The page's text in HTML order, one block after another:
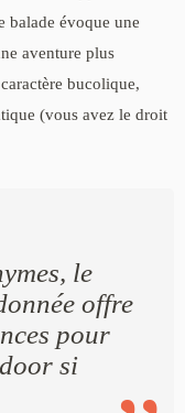
balade évoque une
aventure plus
bucolique,
(vous avez le droit
le
offre
pour
si